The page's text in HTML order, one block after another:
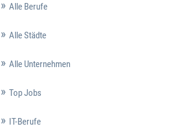
Alle Berufe
Alle Städte
Alle Unternehmen
Top Jobs
IT-Berufe